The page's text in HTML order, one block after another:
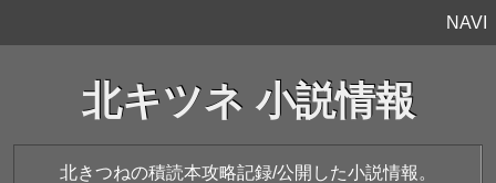
NAVI
北キツネ 小説情報
北きつねの積読本攻略記録/公開した小説情報。